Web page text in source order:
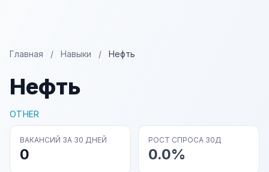
Главная / Навыки / Нефть
Нефть
OTHER
ВАКАНСИЙ ЗА 30 ДНЕЙ
0
РОСТ СПРОСА 30Д
0.0%